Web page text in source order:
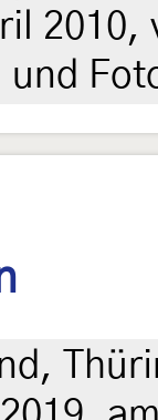
2010,